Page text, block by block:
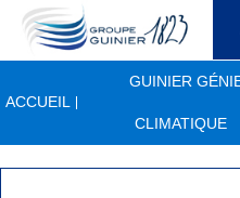
ACCUEIL
GUINIER
CLIMATIQUE